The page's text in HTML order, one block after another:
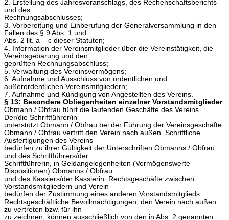
2. Erstellung des Jahresvoranschlags, des Rechenschaftsberichts
und des
Rechnungsabschlusses;
3. Vorbereitung und Einberufung der Generalversammlung in den
Fällen des § 9 Abs. 1 und
Abs. 2 lit. a – c dieser Statuten;
4. Information der Vereinsmitglieder über die Vereinstätigkeit, die
Vereinsgebarung und den
geprüften Rechnungsabschluss;
5. Verwaltung des Vereinsvermögens;
6. Aufnahme und Ausschluss von ordentlichen und
außerordentlichen Vereinsmitgliedern;
7. Aufnahme und Kündigung von Angestellten des Vereins.
§ 13: Besondere Obliegenheiten einzelner Vorstandsmitglieder
Obmann / Obfrau führt die laufenden Geschäfte des Vereins.
Der/die Schriftführer/in
unterstützt Obmann / Obfrau bei der Führung der Vereinsgeschäfte.
Obmann / Obfrau vertritt den Verein nach außen. Schriftliche
Ausfertigungen des Vereins
bedürfen zu ihrer Gültigkeit der Unterschriften Obmanns / Obfrau
und des Schriftführers/der
Schriftführerin, in Geldangelegenheiten (Vermögenswerte
Dispositionen) Obmanns / Obfrau
und des Kassiers/der Kassierin. Rechtsgeschäfte zwischen
Vorstandsmitgliedern und Verein
bedürfen der Zustimmung eines anderen Vorstandsmitglieds.
Rechtsgeschäftliche Bevollmächtigungen, den Verein nach außen
zu vertreten bzw. für ihn
zu zeichnen, können ausschließlich von den in Abs. 2 genannten